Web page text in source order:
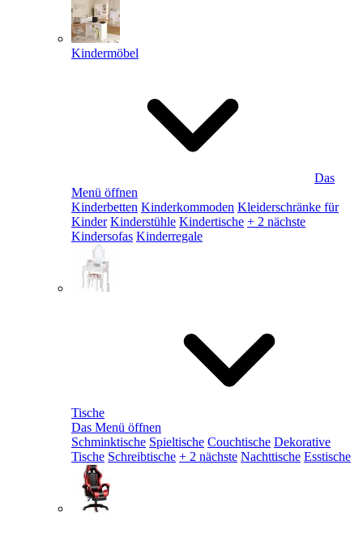
Kindermöbel
Das
Menü öffnen
Kinderbetten Kinderkommoden Kleiderschränke für
Kinder Kinderstühle Kindertische + 2 nächste
Kindersofas Kinderregale
Tische
Das Menü öffnen
Schminktische Spieltische Couchtische Dekorative
Tische Schreibtische + 2 nächste Nachttische Esstische